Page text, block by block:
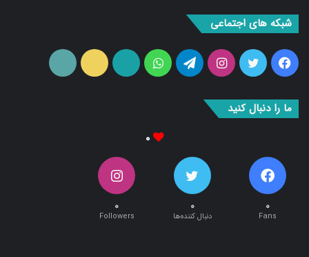
فیس
بوک
توییتراینستاگرامتلگرامواتس
آپ
آپارات ایتا